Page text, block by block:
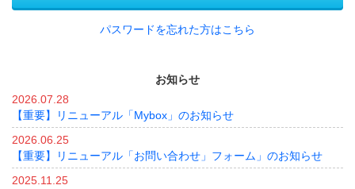
パスワードを忘れた方はこちら
お知らせ
2026.07.28
【重要】リニューアル「Mybox」のお知らせ
2026.06.25
【重要】リニューアル「お問い合わせ」フォーム」のお知らせ
2025.11.25